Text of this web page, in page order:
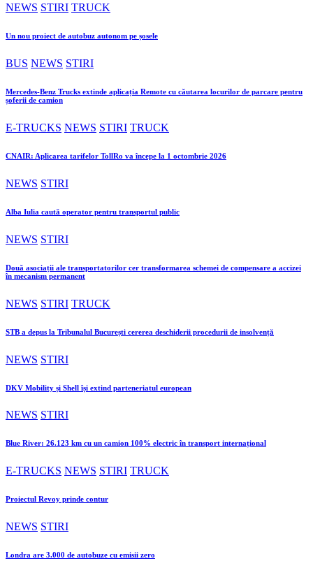
NEWS STIRI TRUCK
Un nou proiect de autobuz autonom pe șosele
BUS NEWS STIRI
Mercedes-Benz Trucks extinde aplicația Remote cu căutarea locurilor de parcare pentru
șoferii de camion
E-TRUCKS NEWS STIRI TRUCK
CNAIR: Aplicarea tarifelor TollRo va începe la 1 octombrie 2026
NEWS STIRI
Alba Iulia caută operator pentru transportul public
NEWS STIRI
Două asociații ale transportatorilor cer transformarea schemei de compensare a accizei
în mecanism permanent
NEWS STIRI TRUCK
STB a depus la Tribunalul București cererea deschiderii procedurii de insolvență
NEWS STIRI
DKV Mobility și Shell își extind parteneriatul european
NEWS STIRI
Blue River: 26.123 km cu un camion 100% electric în transport internațional
E-TRUCKS NEWS STIRI TRUCK
Proiectul Revoy prinde contur
NEWS STIRI
Londra are 3.000 de autobuze cu emisii zero